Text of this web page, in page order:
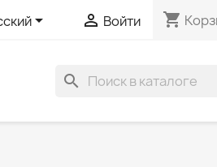
  Войти shopping_cart
search